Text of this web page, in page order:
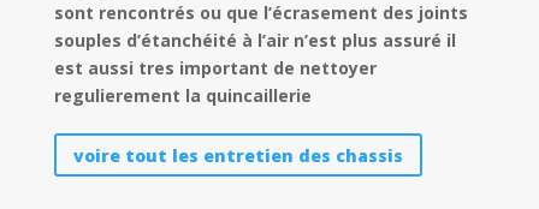
sont rencontrés ou que l’écrasement des joints
souples d’étanchéité à l’air n’est plus assuré il
est aussi tres important de nettoyer
regulierement la quincaillerie
voire tout les entretien des chassis